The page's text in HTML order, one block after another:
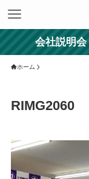
会社説明
ホーム
RIMG2060